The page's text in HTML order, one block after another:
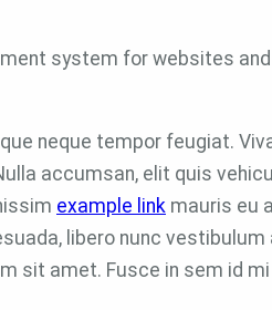
system for websites and
neque tempor feugiat.
accumsan, elit quis
example link mauris eu
libero nunc
sit amet. Fusce in sem id